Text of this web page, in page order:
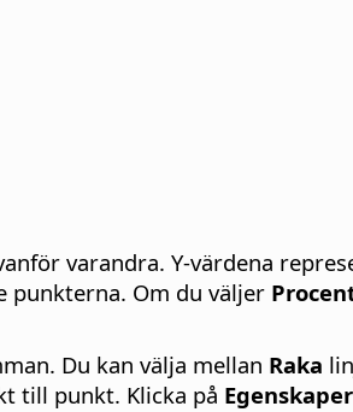
varandra. Y-värdena
punkterna. Om du väljer
Du kan välja mellan Raka
till punkt. Klicka på Egenskaper